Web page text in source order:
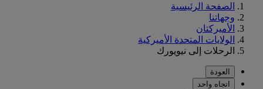
الصفحة الرئيسية
وجهاتنا
الأميركتان
الولايات المتحدة الأميركية
الرحلات إلى نيويورك
العودة
اتجاه واحد